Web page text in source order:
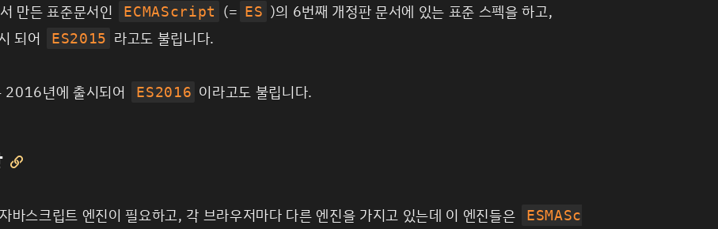
만든 표준문서인 ECMAScript (= ES )의 6번째 개정판 문서에 있는 표준 스펙을 하고,
되어 ES2015 라고도 불립니다.
2016년에 출시되어 ES2016 이라고도 불립니다.

바스크립트 엔진이 필요하고, 각 브라우저마다 다른 엔진을 가지고 있는데 이 엔진들은
ESMASc